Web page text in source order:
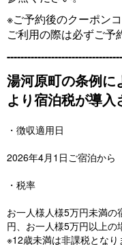
※ご予約後のクーポン
ご利用の際は必ずご予
湯河原町の条例に
より宿泊税が導入
・徴収適用日
2026年4月1日ご宿泊から
・税率
お一人様人様5万円未満
円、お一人様5万円以上
※12歳未満は非課税となり